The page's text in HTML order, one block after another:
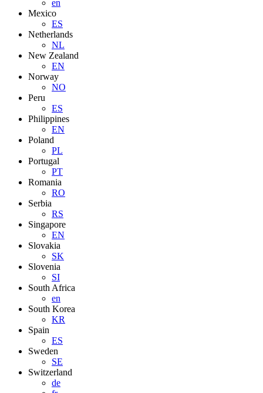
en
Mexico
ES
Netherlands
NL
New Zealand
EN
Norway
NO
Peru
ES
Philippines
EN
Poland
PL
Portugal
PT
Romania
RO
Serbia
RS
Singapore
EN
Slovakia
SK
Slovenia
SI
South Africa
en
South Korea
KR
Spain
ES
Sweden
SE
Switzerland
de